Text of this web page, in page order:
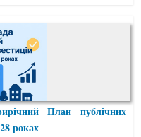
План публічних
роках